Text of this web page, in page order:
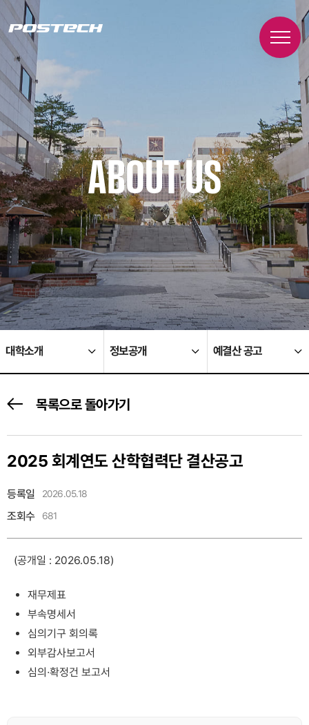
ABOUT US
대학소개 정보공개 예결산 공고
목록으로 돌아가기
2025 회계연도 산학협력단 결산공고
등록일 2026.05.18
조회수 681
(공개일 : 2026.05.18)
재무제표
부속명세서
심의기구 회의록
외부감사보고서
심의∙확정건 보고서